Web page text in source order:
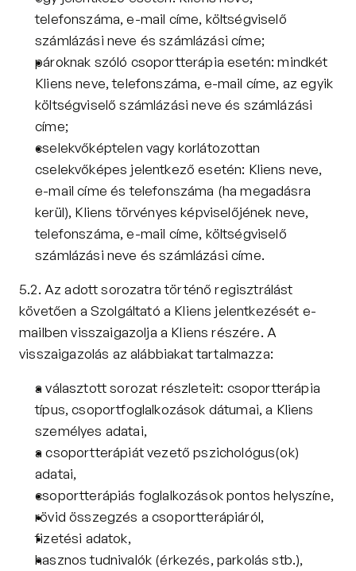
telefonszáma, e-mail címe, költségviselő
számlázási neve és számlázási címe;
pároknak szóló csoportterápia esetén: mindkét
Kliens neve, telefonszáma, e-mail címe, az egyik
költségviselő számlázási neve és számlázási
címe;
cselekvőképtelen vagy korlátozottan
cselekvőképes jelentkező esetén: Kliens neve,
e-mail címe és telefonszáma (ha megadásra
kerül), Kliens törvényes képviselőjének neve,
telefonszáma, e-mail címe, költségviselő
számlázási neve és számlázási címe.
5.2. Az adott sorozatra történő regisztrálást
követően a Szolgáltató a Kliens jelentkezését e-
mailben visszaigazolja a Kliens részére. A
visszaigazolás az alábbiakat tartalmazza:
a választott sorozat részleteit: csoportterápia
típus, csoportfoglalkozások dátumai, a Kliens
személyes adatai,
a csoportterápiát vezető pszichológus(ok)
adatai,
csoportterápiás foglalkozások pontos helyszíne,
rövid összegzés a csoportterápiáról,
fizetési adatok,
hasznos tudnivalók (érkezés, parkolás stb.),